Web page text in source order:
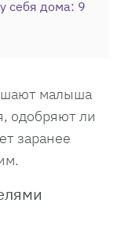
себя дома: 9
малыша
одобряют ли
заранее